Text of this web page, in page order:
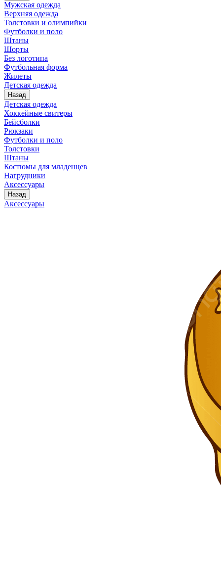
Мужская одежда
Верхняя одежда
Толстовки и олимпийки
Футболки и поло
Штаны
Шорты
Без логотипа
Футбольная форма
Жилеты
Детская одежда
Назад
Детская одежда
Хоккейные свитеры
Бейсболки
Рюкзаки
Футболки и поло
Толстовки
Штаны
Костюмы для младенцев
Нагрудники
Аксессуары
Назад
Аксессуары